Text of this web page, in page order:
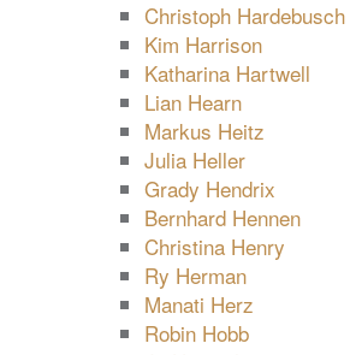
Christoph Hardebusch
Kim Harrison
Katharina Hartwell
Lian Hearn
Markus Heitz
Julia Heller
Grady Hendrix
Bernhard Hennen
Christina Henry
Ry Herman
Manati Herz
Robin Hobb